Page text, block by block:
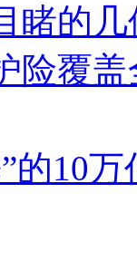
睹的
险覆
的10